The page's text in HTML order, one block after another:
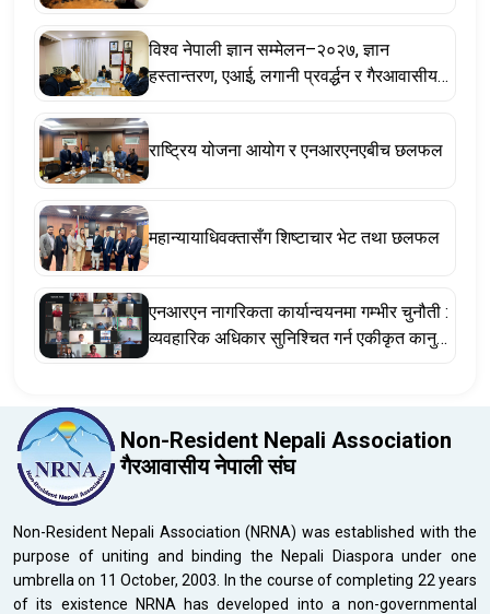
विश्व नेपाली ज्ञान सम्मेलन–२०२७, ज्ञान
हस्तान्तरण, एआई, लगानी प्रवर्द्धन र गैरआवासीय
राष्ट्रिय योजना आयोग र एनआरएनएबीच छलफल
महान्यायाधिवक्तासँग शिष्टाचार भेट तथा छलफल
एनआरएन नागरिकता कार्यान्वयनमा गम्भीर चुनौती :
व्यवहारिक अधिकार सुनिश्चित गर्न एकीकृत कानुन
Non-Resident Nepali Association
गैरआवासीय नेपाली संघ
Non-Resident Nepali Association (NRNA) was established with the
purpose of uniting and binding the Nepali Diaspora under one
umbrella on 11 October, 2003. In the course of completing 22 years
of its existence NRNA has developed into a non-governmental